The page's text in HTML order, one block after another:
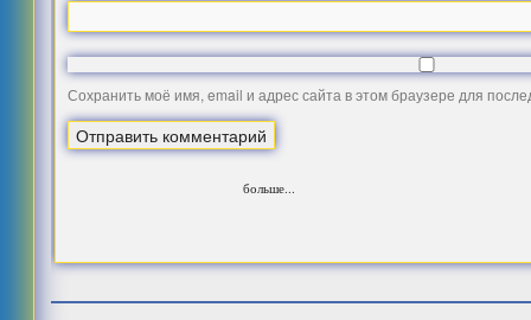
Сохранить моё имя, email и адрес сайта в этом браузере для
больше...